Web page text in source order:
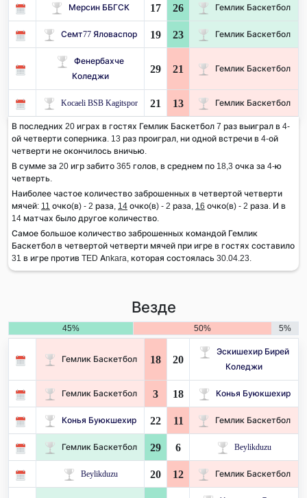
Мерсин ББГСК 17 26 Гемлик Баскетбол
Семт77 Яловаспор 19 23 Гемлик Баскетбол
Фенербахче
Коледжи
29 21 Гемлик Баскетбол
Kocaeli BSB Kagitspor 21 13 Гемлик Баскетбол
В последних 20 играх в гостях Гемлик Баскетбол 7 раз выиграл в 4-
ой четверти соперника. 13 раз проиграл, ни одной встречи в 4-ой
четверти не окончилось вничью.
В сумме за 20 игр забито 365 голов, в среднем по 18,3 очка за 4-ю
четверть.
Наиболее частое количество заброшенных в четвертой четверти
мячей: 11 очко(в) - 2 раза, 14 очко(в) - 2 раза, 16 очко(в) - 2 раза. И в
14 матчах было другое количество.
Самое большое количество заброшенных командой Гемлик
Баскетбол в четвертой четверти мячей при игре в гостях составило
31 в игре против TED Ankara, которая состоялась 30.04.23.
Везде
45% 50% 5%
Гемлик Баскетбол 18 20
Эскишехир Бирей
Коледжи
Гемлик Баскетбол 3 18 Конья Буюкшехир
Конья Буюкшехир 22 11 Гемлик Баскетбол
Гемлик Баскетбол 29 6 Beylikduzu
Beylikduzu 20 12 Гемлик Баскетбол